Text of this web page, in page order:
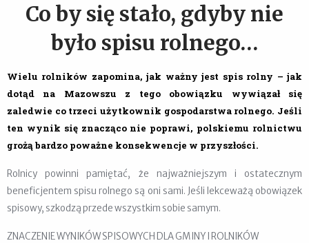
Co by się stało, gdyby nie
było spisu rolnego…
Wielu rolników zapomina, jak ważny jest spis rolny – jak
dotąd na Mazowszu z tego obowiązku wywiązał się
zaledwie co trzeci użytkownik gospodarstwa rolnego. Jeśli
ten wynik się znacząco nie poprawi, polskiemu rolnictwu
grożą bardzo poważne konsekwencje w przyszłości.
Rolnicy powinni pamiętać, że najważniejszym i ostatecznym
beneficjentem spisu rolnego są oni sami. Jeśli lekceważą obowiązek
spisowy, szkodzą przede wszystkim sobie samym.
ZNACZENIE WYNIKÓW SPISOWYCH DLA GMINY I ROLNIKÓW